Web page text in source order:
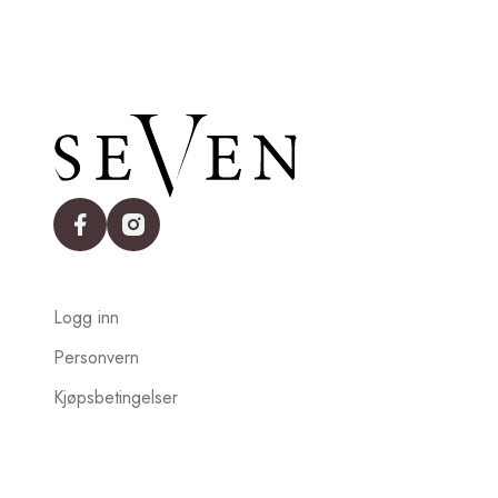
facebookinstagram
Logg inn
Personvern
Kjøpsbetingelser